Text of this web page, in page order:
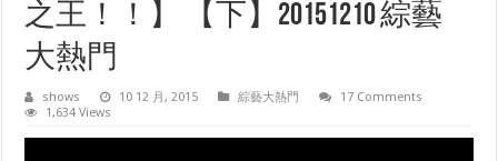
之王！！】 【下】20151210 綜藝
大熱門
shows 10 12 月, 2015 綜藝大熱門
17 Comments
1,634 Views